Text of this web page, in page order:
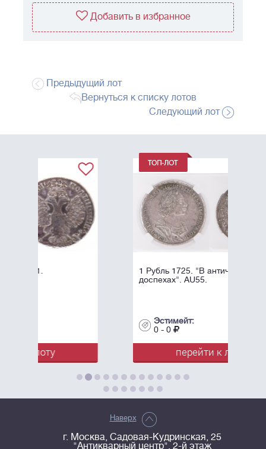
Добавить в избранное
Предыдущий лот
Вернуться к списку лотов
Следующий лот
1 Рубль 1725. "В античных
доспехах". AU55.
перейти к лоту
Наверх
г. Москва, Садовая-Кудринская, 25
"Антикварный центр", 2-й этаж